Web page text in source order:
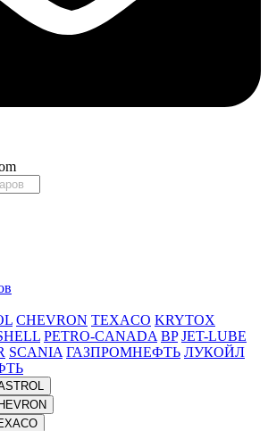
CHEVRON TEXACO KRYTOX
PETRO-CANADA BP JET-LUBE
SCANIA ГАЗПРОМНЕФТЬ ЛУКОЙЛ